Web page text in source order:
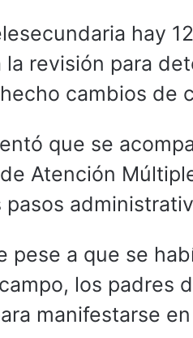
hay
revisión para
cambios de
que se
Atención
pese a que se
los padres
manifestarse en